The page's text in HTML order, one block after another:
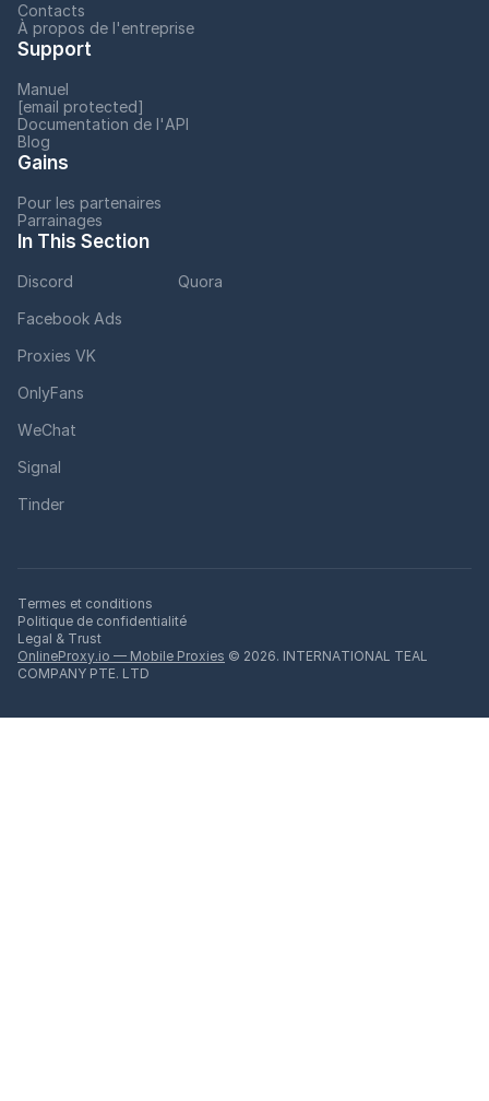
Contacts
À propos de l'entreprise
Support
Manuel
[email protected]
Documentation de l'API
Blog
Gains
Pour les partenaires
Parrainages
In This Section
Discord
Facebook Ads
Proxies VK
OnlyFans
WeChat
Signal
Tinder
Quora
Termes et conditions
Politique de confidentialité
Legal & Trust
OnlineProxy.io — Mobile Proxies © 2026. INTERNATIONAL TEAL
COMPANY PTE. LTD